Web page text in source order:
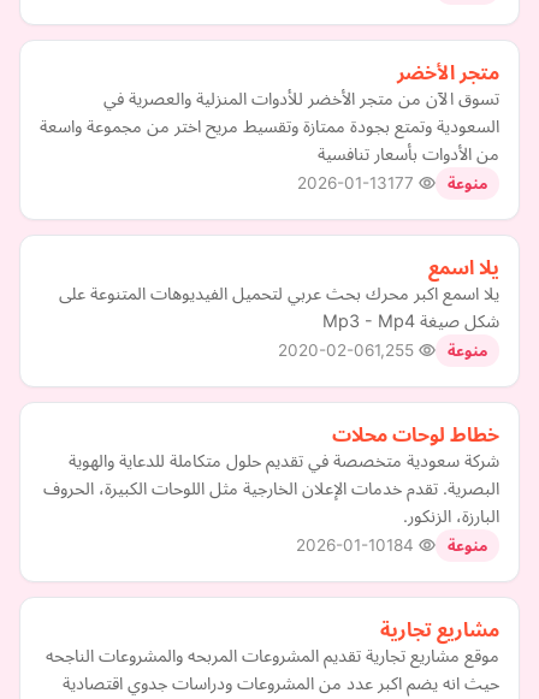
متجر الأخضر
تسوق الآن من متجر الأخضر للأدوات المنزلية والعصرية في
السعودية وتمتع بجودة ممتازة وتقسيط مريح اختر من مجموعة واسعة
من الأدوات بأسعار تنافسية
منوعة 2026-01-13
يلا اسمع
يلا اسمع اكبر محرك بحث عربي لتحميل الفيديوهات المتنوعة على
شكل صيغة Mp3 - Mp4
منوعة 2020-02-06
خطاط لوحات محلات
شركة سعودية متخصصة في تقديم حلول متكاملة للدعاية والهوية
البصرية. تقدم خدمات الإعلان الخارجية مثل اللوحات الكبيرة، الحروف
البارزة، الزنكور.
منوعة 2026-01-10
مشاريع تجارية
موقع مشاريع تجارية تقديم المشروعات المربحه والمشروعات الناجحه
حيث انه يضم اكبر عدد من المشروعات ودراسات جدوي اقتصادية